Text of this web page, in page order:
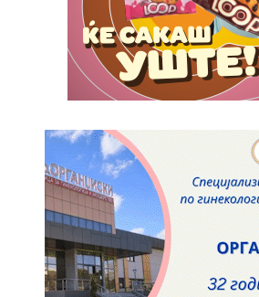
Etiam est nibh, lobortis sit
Praesent euismod ac
Ut mollis pellentesque tortor
Nullam eu erat condimentum
Orci varius natoque dolor
Yearly pricing Monthly pricing